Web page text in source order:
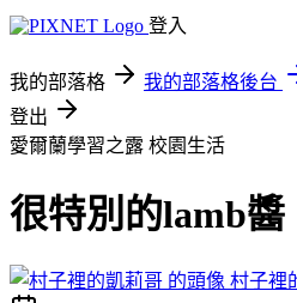
登入
我的部落格 我的部落格後台
登出
愛爾蘭學習之露 校園生活
很特別的lamb醬
村子裡